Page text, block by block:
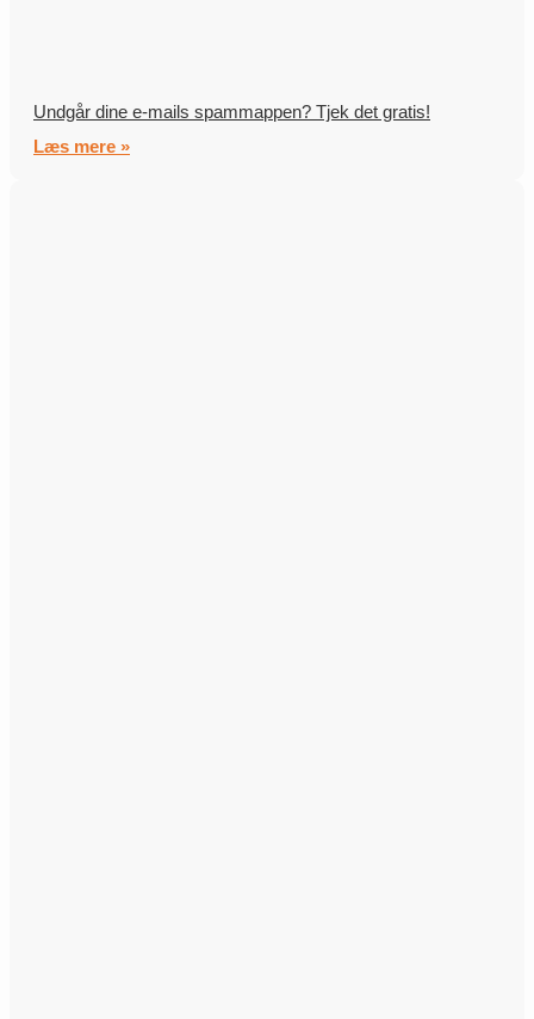
Undgår dine e-mails spammappen? Tjek det gratis!
Læs mere »